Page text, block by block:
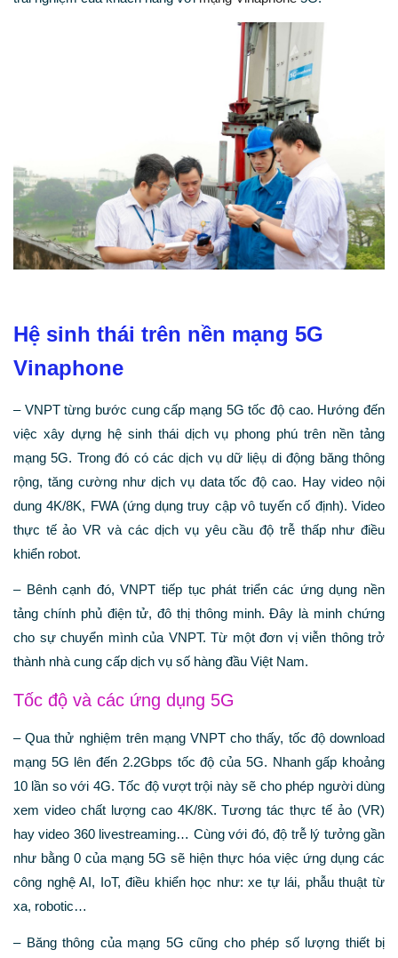
Hệ sinh thái trên nền mạng 5G
Vinaphone
– VNPT từng bước cung cấp mạng 5G tốc độ cao. Hướng đến
việc xây dựng hệ sinh thái dịch vụ phong phú trên nền tảng
mạng 5G. Trong đó có các dịch vụ dữ liệụ di động băng thông
rộng, tăng cường như dịch vụ data tốc độ cao. Hay video nội
dung 4K/8K, FWA (ứng dụng truy cập vô tuyến cố định). Video
thực tế ảo VR và các dịch vụ yêu cầu độ trễ thấp như điều
khiển robot.
– Bênh cạnh đó, VNPT tiếp tục phát triển các ứng dụng nền
tảng chính phủ điện tử, đô thị thông minh. Đây là minh chứng
cho sự chuyển mình của VNPT. Từ một đơn vị viễn thông trở
thành nhà cung cấp dịch vụ số hàng đầu Việt Nam.
Tốc độ và các ứng dụng 5G
– Qua thử nghiệm trên mạng VNPT cho thấy, tốc độ download
mạng 5G lên đến 2.2Gbps tốc độ của 5G. Nhanh gấp khoảng
10 lần so với 4G. Tốc độ vượt trội này sẽ cho phép người dùng
xem video chất lượng cao 4K/8K. Tương tác thực tế ảo (VR)
hay video 360 livestreaming… Cùng với đó, độ trễ lý tưởng gần
như bằng 0 của mạng 5G sẽ hiện thực hóa việc ứng dụng các
công nghệ AI, IoT, điều khiển học như: xe tự lái, phẫu thuật từ
xa, robotic…
– Băng thông của mạng 5G cũng cho phép số lượng thiết bị